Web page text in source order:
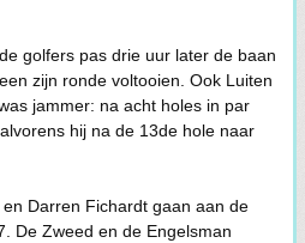
golfers pas drie uur later de baan
zijn ronde voltooien. Ook Luiten
jammer: na acht holes in par
hij na de 13de hole naar
Darren Fichardt gaan aan de
De Zweed en de Engelsman